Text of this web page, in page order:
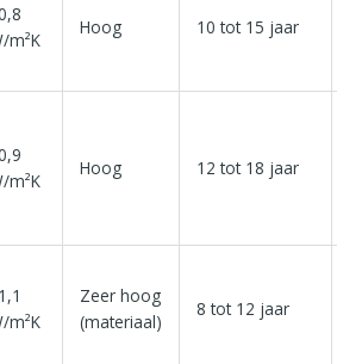
m²K
Hoog 10 tot 15 jaar
m²K
Hoog 12 tot 18 jaar
m²K
Zeer hoog
(materiaal)
8 tot 12 jaar